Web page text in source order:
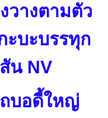
วางตามตัว
ะบะบรรทุก
น NV
บอดี้ใหญ่